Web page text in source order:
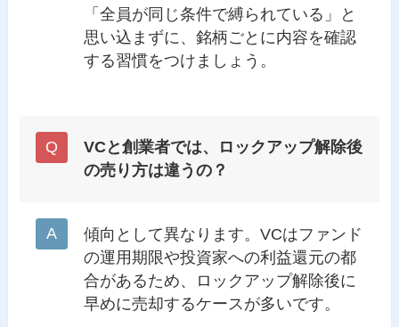
「全員が同じ条件で縛られている」と
思い込まずに、銘柄ごとに内容を確認
する習慣をつけましょう。
VCと創業者では、ロックアップ解除後
の売り方は違うの？
傾向として異なります。VCはファンド
の運用期限や投資家への利益還元の都
合があるため、ロックアップ解除後に
早めに売却するケースが多いです。